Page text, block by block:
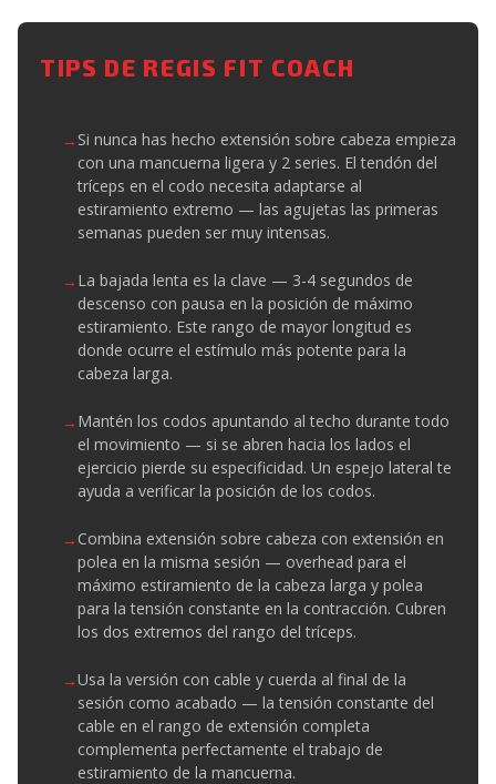
TIPS DE REGIS FIT COACH
Si nunca has hecho extensión sobre cabeza empieza
con una mancuerna ligera y 2 series. El tendón del
tríceps en el codo necesita adaptarse al
estiramiento extremo — las agujetas las primeras
semanas pueden ser muy intensas.
La bajada lenta es la clave — 3-4 segundos de
descenso con pausa en la posición de máximo
estiramiento. Este rango de mayor longitud es
donde ocurre el estímulo más potente para la
cabeza larga.
Mantén los codos apuntando al techo durante todo
el movimiento — si se abren hacia los lados el
ejercicio pierde su especificidad. Un espejo lateral te
ayuda a verificar la posición de los codos.
Combina extensión sobre cabeza con extensión en
polea en la misma sesión — overhead para el
máximo estiramiento de la cabeza larga y polea
para la tensión constante en la contracción. Cubren
los dos extremos del rango del tríceps.
Usa la versión con cable y cuerda al final de la
sesión como acabado — la tensión constante del
cable en el rango de extensión completa
complementa perfectamente el trabajo de
estiramiento de la mancuerna.